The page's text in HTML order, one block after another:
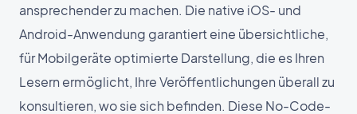
ansprechender zu machen. Die native iOS- und
Android-Anwendung garantiert eine übersichtliche,
für Mobilgeräte optimierte Darstellung, die es Ihren
Lesern ermöglicht, Ihre Veröffentlichungen überall zu
konsultieren, wo sie sich befinden. Diese No-Code-